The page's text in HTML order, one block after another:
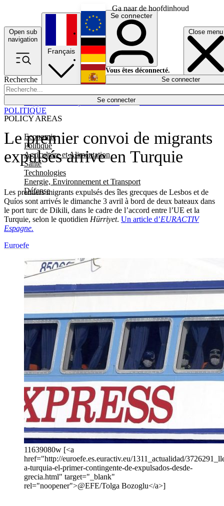
Ga naar de hoofdinhoud
Open sub
navigation
Close menu
Recherche
Se connecter
POLICY AREAS
Economie
Politique
Agriculture et Alimentation
Santé
Technologies
Energie, Environnement et Transport
Défense
Économie
Français
English
Deutsch
Español
Se connecter
Vous êtes déconnecté.
Se connecter
Le premier convoi de migrants
expulsés arrive en Turquie
Les premiers migrants expulsés des îles grecques de Lesbos et de
Quíos sont arrivés le dimanche 3 avril à bord de deux bateaux dans
le port turc de Dikili, dans le cadre de l’accord entre l’UE et la
Turquie, selon le quotidien Hürriyet. Un article d’EURACTIV
Espagne.
POLITIQUE
Euroefe
11639080w [<a
href="http://euroefe.es.euractiv.eu/1311_actualidad/
a-turquia-el-primer-contingente-de-expulsados-desde-
grecia.html" target="_blank"
rel="noopener">@EFE/Tolga Bozoglu</a>]